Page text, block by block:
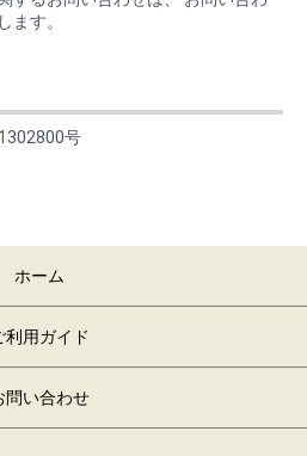
ます。
号
ホーム
利用ガイド
問い合わせ